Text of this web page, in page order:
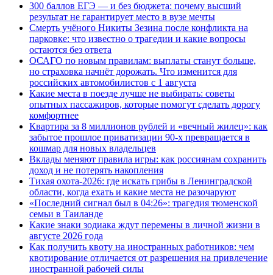
300 баллов ЕГЭ — и без бюджета: почему высший
результат не гарантирует место в вузе мечты
Смерть учёного Никиты Зезина после конфликта на
парковке: что известно о трагедии и какие вопросы
остаются без ответа
ОСАГО по новым правилам: выплаты станут больше,
но страховка начнёт дорожать. Что изменится для
российских автомобилистов с 1 августа
Какие места в поезде лучше не выбирать: советы
опытных пассажиров, которые помогут сделать дорогу
комфортнее
Квартира за 8 миллионов рублей и «вечный жилец»: как
забытое прошлое приватизации 90-х превращается в
кошмар для новых владельцев
Вклады меняют правила игры: как россиянам сохранить
доход и не потерять накопления
Тихая охота-2026: где искать грибы в Ленинградской
области, когда ехать и какие места не разочаруют
«Последний сигнал был в 04:26»: трагедия тюменской
семьи в Таиланде
Какие знаки зодиака ждут перемены в личной жизни в
августе 2026 года
Как получить квоту на иностранных работников: чем
квотирование отличается от разрешения на привлечение
иностранной рабочей силы